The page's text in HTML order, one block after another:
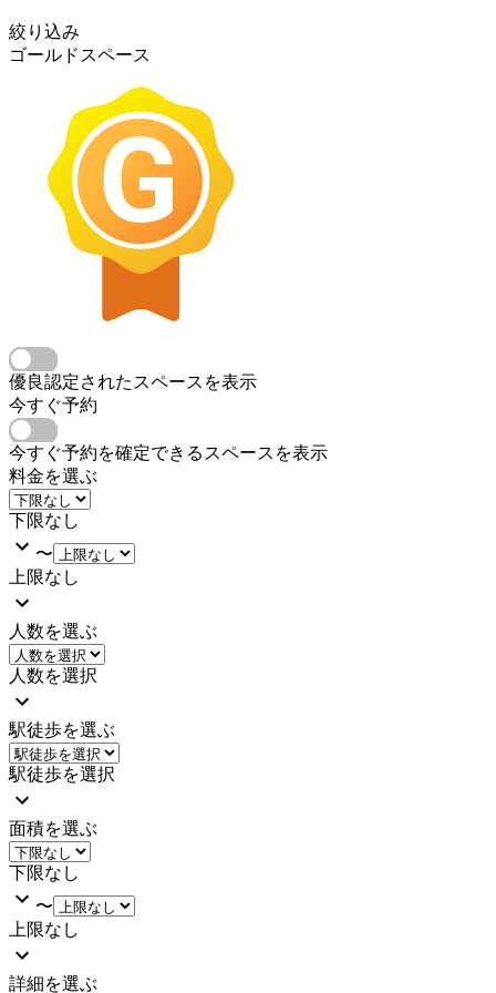
絞り込み
ゴールドスペース
優良認定されたスペースを表示
今すぐ予約
今すぐ予約を確定できるスペースを表示
料金を選ぶ
下限なし
〜
上限なし
人数を選ぶ
人数を選択
駅徒歩を選ぶ
駅徒歩を選択
面積を選ぶ
下限なし
〜
上限なし
詳細を選ぶ